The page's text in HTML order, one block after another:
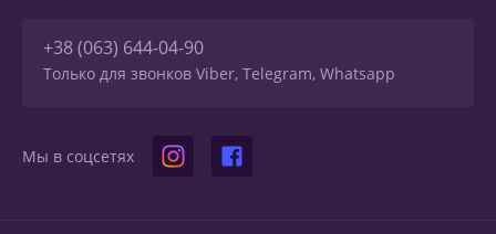
+38 (063) 644-04-90
Только для звонков Viber, Telegram, Whatsapp
Мы в соцсетях